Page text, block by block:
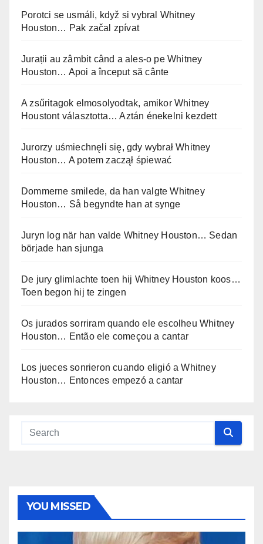
Porotci se usmáli, když si vybral Whitney
Houston… Pak začal zpívat
Jurații au zâmbit când a ales-o pe Whitney
Houston… Apoi a început să cânte
A zsűritagok elmosolyodtak, amikor Whitney
Houstont választotta… Aztán énekelni kezdett
Jurorzy uśmiechnęli się, gdy wybrał Whitney
Houston… A potem zaczął śpiewać
Dommerne smilede, da han valgte Whitney
Houston… Så begyndte han at synge
Juryn log när han valde Whitney Houston… Sedan
började han sjunga
De jury glimlachte toen hij Whitney Houston koos…
Toen begon hij te zingen
Os jurados sorriram quando ele escolheu Whitney
Houston… Então ele começou a cantar
Los jueces sonrieron cuando eligió a Whitney
Houston… Entonces empezó a cantar
YOU MISSED